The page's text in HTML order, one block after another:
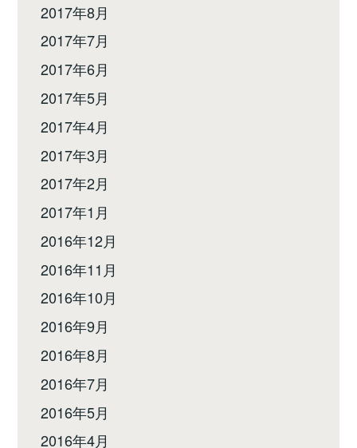
2017年8月
2017年7月
2017年6月
2017年5月
2017年4月
2017年3月
2017年2月
2017年1月
2016年12月
2016年11月
2016年10月
2016年9月
2016年8月
2016年7月
2016年5月
2016年4月